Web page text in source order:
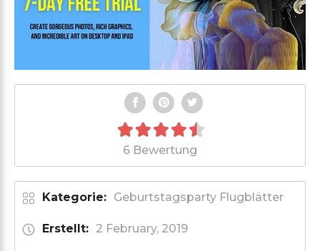
6 Bewertung
Kategorie: Geburtstagsparty Flugblätter
Erstellt: 2 February, 2019